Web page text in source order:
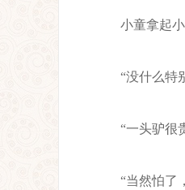
小童拿起小
“没什么特别
“一头驴很贵
“当然怕了，